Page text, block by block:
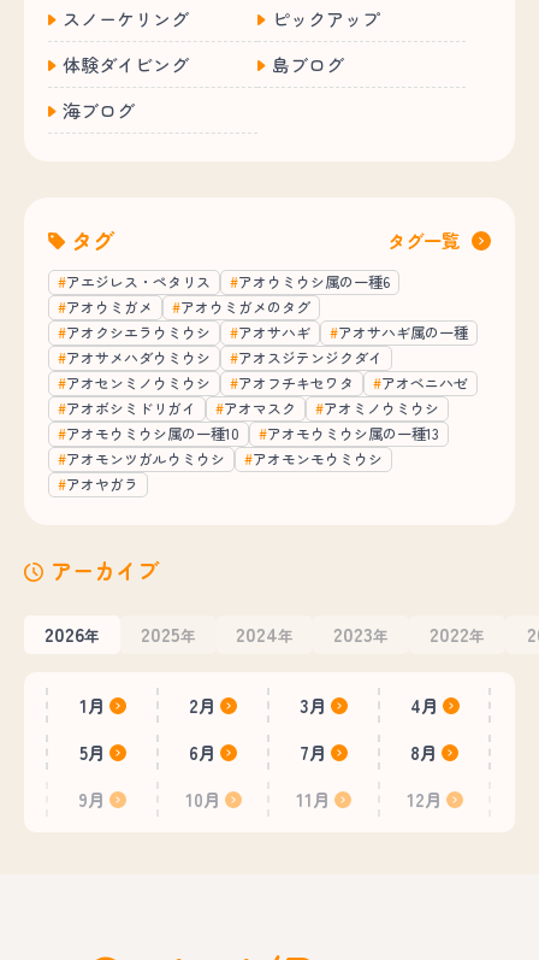
スノーケリング
ピックアップ
体験ダイビング
島ブログ
海ブログ
タグ タグ一覧
アエジレス・ペタリス
アオウミウシ属の一種6
アオウミガメ
アオウミガメのタグ
アオクシエラウミウシ
アオサハギ
アオサハギ属の一種
アオサメハダウミウシ
アオスジテンジクダイ
アオセンミノウミウシ
アオフチキセワタ
アオベニハゼ
アオボシミドリガイ
アオマスク
アオミノウミウシ
アオモウミウシ属の一種10
アオモウミウシ属の一種13
アオモンツガルウミウシ
アオモンモウミウシ
アオヤガラ
アーカイブ
2026年 2025年 2024年 2023年 2022年
1月 2月 3月
4月
5月
6月 7月
8月
9月
10月 11月 12月